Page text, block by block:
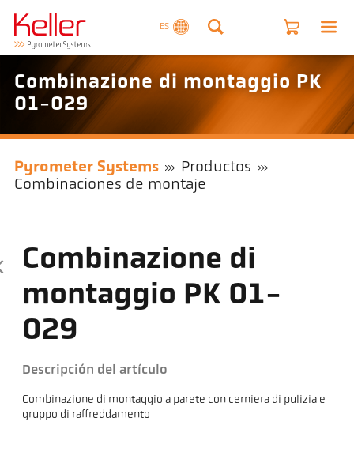
ES
Combinazione di montaggio PK
01-029
Pyrometer Systems
Productos
Combinaciones de montaje
Combinazione di
montaggio PK 01-
029
Descripción del artículo
Combinazione di montaggio a parete con cerniera di pulizia e
gruppo di raffreddamento